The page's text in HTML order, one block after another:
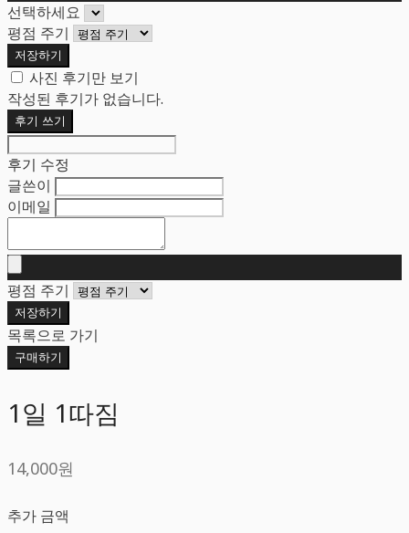
선택하세요
평점 주기
저장하기
사진 후기만 보기
작성된 후기가 없습니다.
후기 쓰기
후기 수정
글쓴이
이메일
평점 주기
저장하기
목록으로 가기
구매하기
1일 1따짐
14,000원
추가 금액